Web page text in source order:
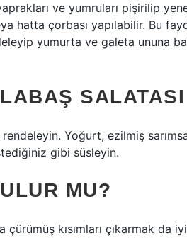
ve yumruları pişirilip
hatta çorbası yapılabilir. Bu
yumurta ve galeta ununa
Yoğurt, ezilmiş
gibi süsleyin.
MU?
çürümüş kısımları çıkarmak